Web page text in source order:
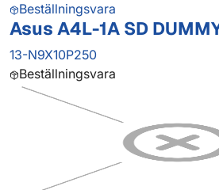
Beställningsvara
Asus A4L-1A SD
13-N9X10P250
Beställningsvara